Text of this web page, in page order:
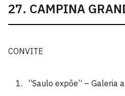
27. CAMPINA
CONVITE
“Saulo expõe” –